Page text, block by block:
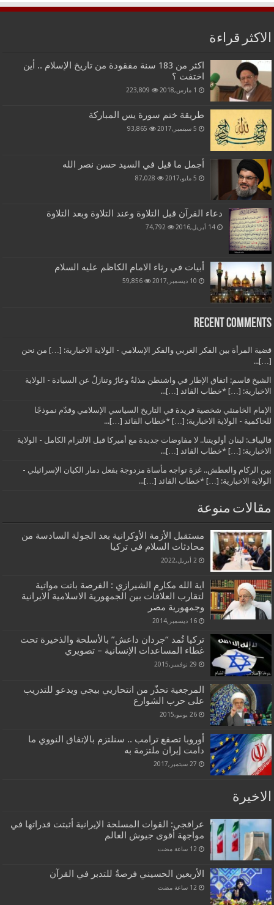
الاكثر قراءة
اكثر من 183 سنة مفقودة من تاريخ الإسلام .. أين
اختفت ؟
1 مارس,2018 223,809
طريقة ختم سورة يس المباركة
5 سبتمبر,2017 93,865
أجمل ما قيل في السيد حسن نصر الله
5 مايو,2017 87,028
دعاء القرآن قبل التلاوة وعند التلاوة وبعد التلاوة
14 أبريل,2016 74,792
أبيات في رثاء الامام الكاظم عليه السلام
10 ديسمبر,2017 59,856
Recent Comments
قضية المرأة بين الفكر الغربي والفكر الإسلامي - الولاية الاخبارية: […] من نحن
[…]...
الشيخ قاسم: اتفاق الإطار في واشنطن مذلةٌ وعارٌ وتنازلٌ عن السيادة - الولاية
الاخبارية: […] *خطاب القائد […]...
الإمام الخامنئي شخصية فريدة في التاريخ السياسي الإسلامي وقدّم نموذجًا
للحاكمية - الولاية الاخبارية: […] *خطاب القائد […]...
قاليباف: لبنان أولويتنا.. لا مفاوضات جديدة مع أميركا قبل الالتزام الكامل - الولاية
الاخبارية: […] *خطاب القائد […]...
بين الركام والعطش.. غزة تواجه مأساة مزدوجة بفعل دمار الكيان الإسرائيلي -
الولاية الاخبارية: […] *خطاب القائد […]...
مقالات منوعة
مستقبل الأزمة الأوكرانية بعد الجولة السادسة من
محادثات السلام في تركيا
2 أبريل,2022
اية الله مكارم الشيرازي : الفرصة باتت مواتية
لتقارب العلاقات بين الجمهورية الاسلامية الايرانية
وجمهورية مصر
16 ديسمبر,2014
تركيا تُمد “جردان داعش” بالأسلحة والذخيرة تحت
غطاء المساعدات الإنسانية – تصويري
29 نوفمبر,2015
المرجعية تحذّر من انتحاريي بيجي ويدعو للتدريب
على حرب الشوارع
26 يونيو,2015
أوروبا تصفع ترامب .. سنلتزم بالإتفاق النووي ما
دامت إيران ملتزمة به
27 سبتمبر,2017
الاخيرة
عراقجي: القوات المسلحة الإيرانية أثبتت قدراتها في
مواجهة أقوى جيوش العالم
الأربعين الحسيني فرصةٌ للتدبر في القرآن